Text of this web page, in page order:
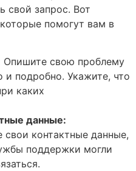
свой запрос. Вот
помогут вам в
Опишите свою проблему
и подробно. Укажите, что
каких
данные:
свои контактные данные,
поддержки могли